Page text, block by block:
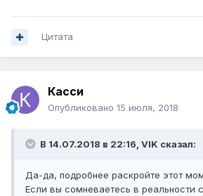
Цитата
Касси
Опубликовано 15 июля, 2018
В 14.07.2018 в 22:16, VIK сказал:
Да-да, подробнее раскройте этот
Если вы сомневаетесь в реальности